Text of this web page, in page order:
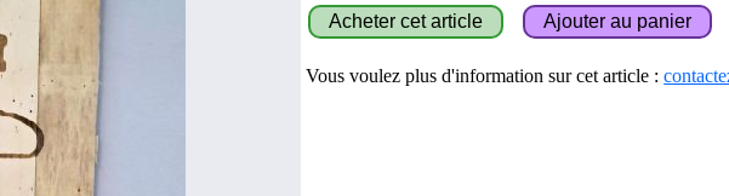
Vous voulez plus d'information sur cet article :